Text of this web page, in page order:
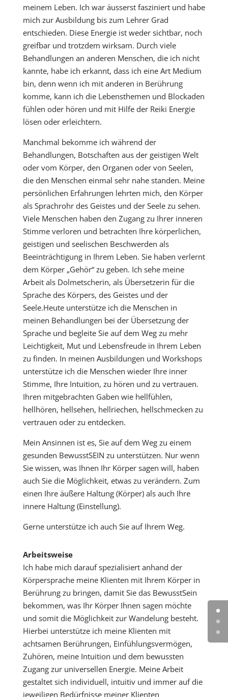
meinem Leben. Ich war äusserst fasziniert und habe
mich zur Ausbildung bis zum Lehrer Grad
entschieden. Diese Energie ist weder sichtbar, noch
greifbar und trotzdem wirksam. Durch viele
Behandlungen an anderen Menschen, die ich nicht
kannte, habe ich erkannt, dass ich eine Art Medium
bin, denn wenn ich mit anderen in Berührung
komme, kann ich die Lebensthemen und Blockaden
fühlen oder hören und mit Hilfe der Reiki Energie
lösen oder erleichtern.
Manchmal bekomme ich während der
Behandlungen, Botschaften aus der geistigen Welt
oder vom Körper, den Organen oder von Seelen,
die den Menschen einmal sehr nahe standen. Meine
persönlichen Erfahrungen lehrten mich, den Körper
als Sprachrohr des Geistes und der Seele zu sehen.
Viele Menschen haben den Zugang zu Ihrer inneren
Stimme verloren und betrachten Ihre körperlichen,
geistigen und seelischen Beschwerden als
Beeinträchtigung in Ihrem Leben. Sie haben verlernt
dem Körper „Gehör“ zu geben. Ich sehe meine
Arbeit als Dolmetscherin, als Übersetzerin für die
Sprache des Körpers, des Geistes und der
Seele.Heute unterstütze ich die Menschen in
meinen Behandlungen bei der Übersetzung der
Sprache und begleite Sie auf dem Weg zu mehr
Leichtigkeit, Mut und Lebensfreude in Ihrem Leben
zu finden. In meinen Ausbildungen und Workshops
unterstütze ich die Menschen wieder Ihre inner
Stimme, Ihre Intuition, zu hören und zu vertrauen.
Ihren mitgebrachten Gaben wie hellfühlen,
hellhören, hellsehen, hellriechen, hellschmecken zu
vertrauen oder zu entdecken.
Mein Ansinnen ist es, Sie auf dem Weg zu einem
gesunden BewusstSEIN zu unterstützen. Nur wenn
Sie wissen, was Ihnen Ihr Körper sagen will, haben
auch Sie die Möglichkeit, etwas zu verändern. Zum
einen Ihre äußere Haltung (Körper) als auch Ihre
innere Haltung (Einstellung).
Gerne unterstütze ich auch Sie auf Ihrem Weg.
Arbeitsweise
Ich habe mich darauf spezialisiert anhand der
Körpersprache meine Klienten mit Ihrem Körper in
Berührung zu bringen, damit Sie das BewusstSein
bekommen, was Ihr Körper Ihnen sagen möchte
und somit die Möglichkeit zur Wandelung besteht.
Hierbei unterstütze ich meine Klienten mit
achtsamen Berührungen, Einfühlungsvermögen,
Zuhören, meine Intuition und dem bewussten
Zugang zur universellen Energie. Meine Arbeit
gestaltet sich individuell, intuitiv und immer auf die
jeweiligen Bedürfnisse meiner Klienten